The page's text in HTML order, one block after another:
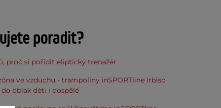
poradit?
proč si pořídit eliptický trenažér
ve vzduchu - trampolíny inSPORTline Irbiso
oblak děti i dospělé